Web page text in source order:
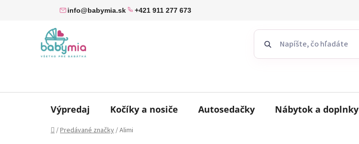
info@babymia.sk +421 911 277 673
Výpredaj Kočíky a nosiče Autosedačky Nábytok a doplnky
Domov
/Predávané značky/Alimi